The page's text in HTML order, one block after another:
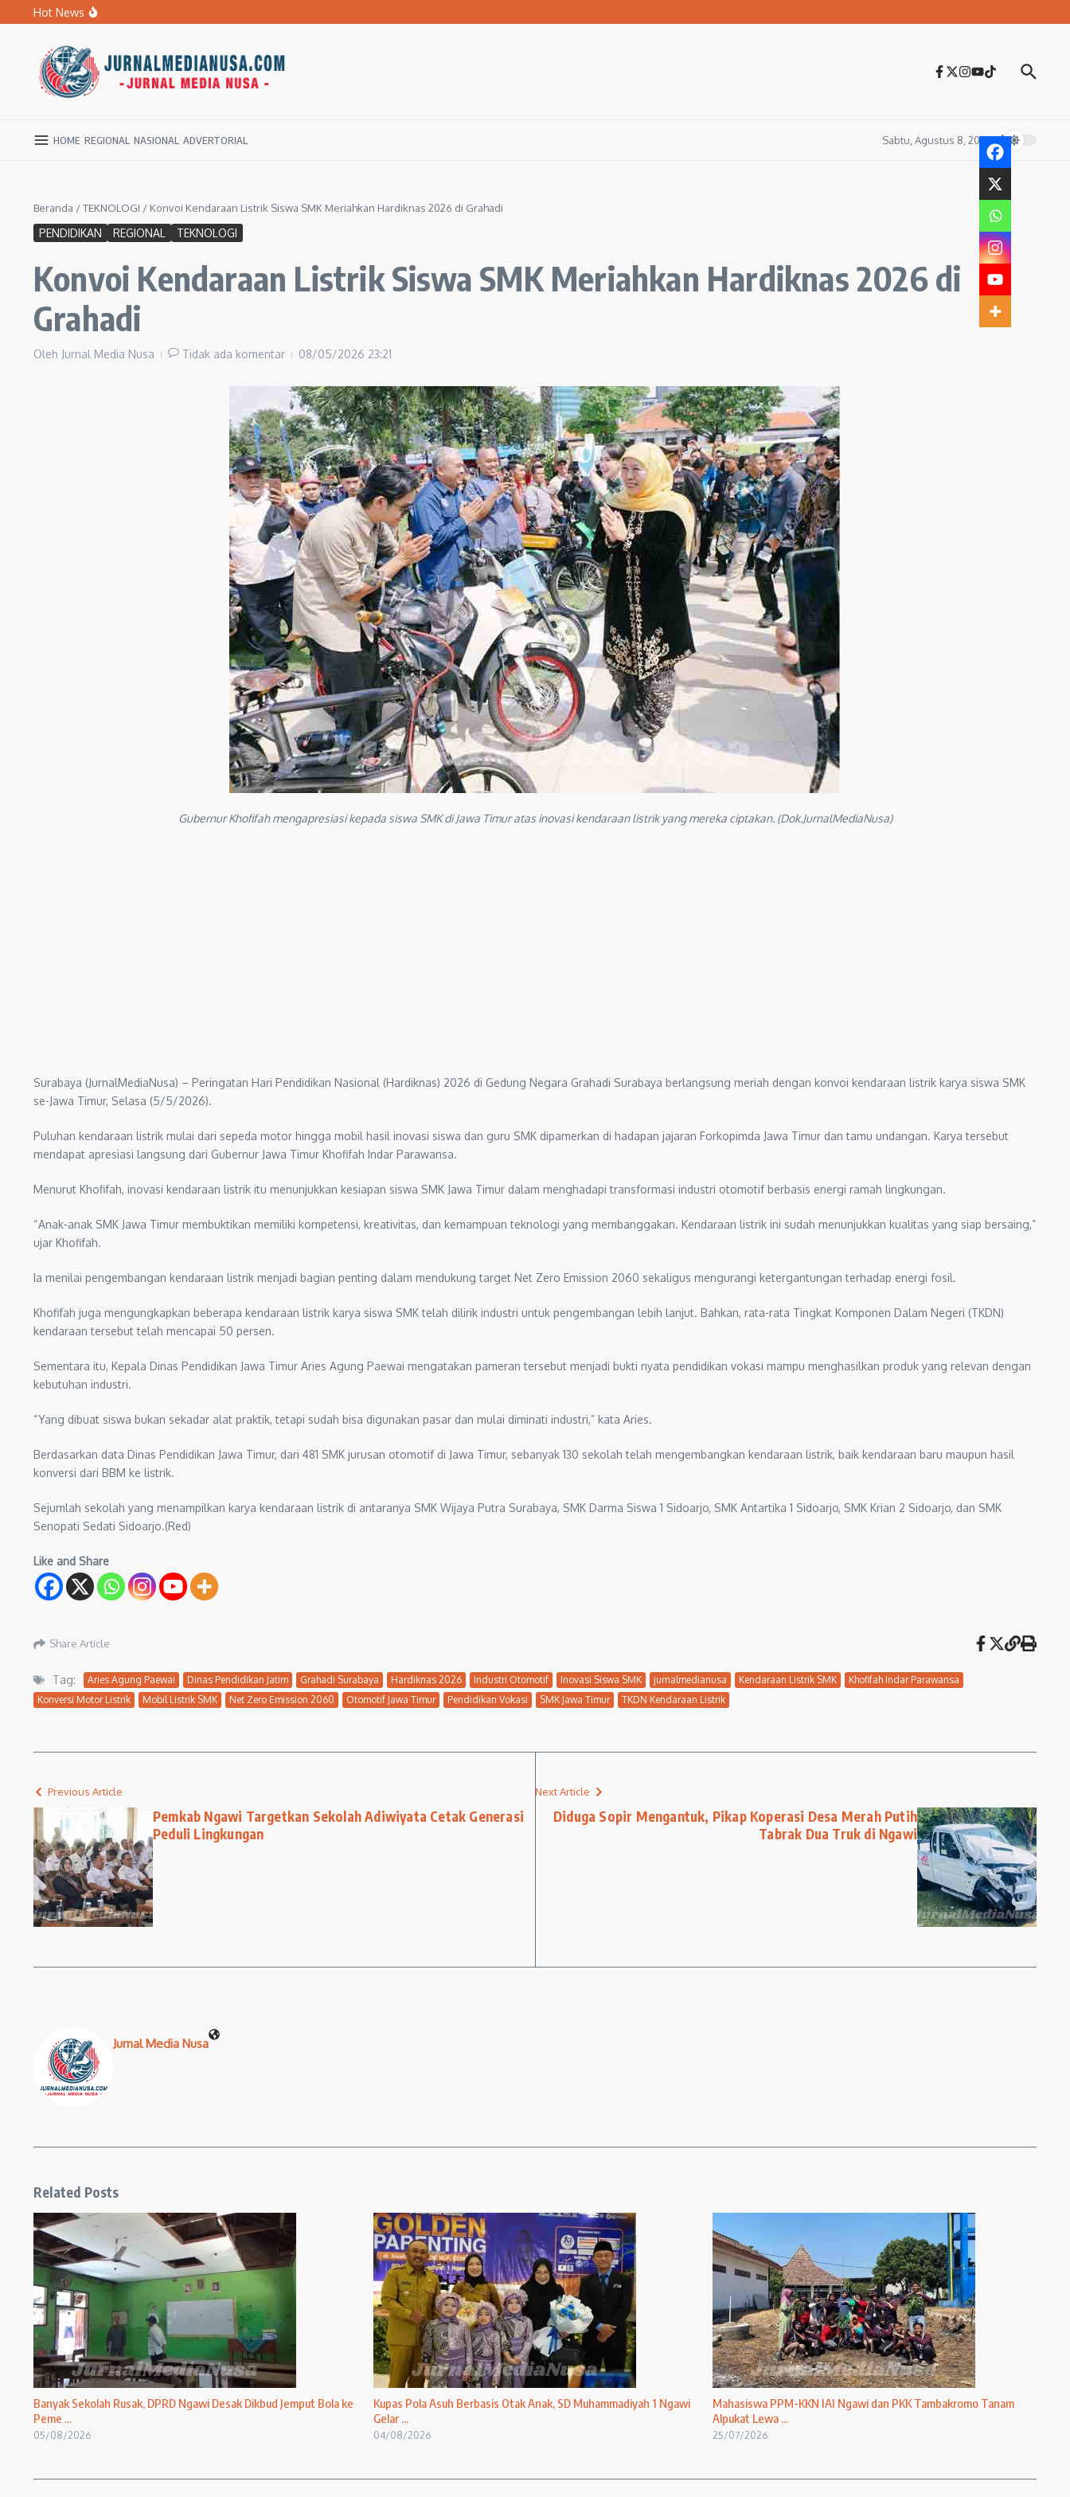
Lewati ke konten
Hot News
Kupas Pola Asuh Berbasis Otak Anak, SD Muhammadiyah 1 Ngawi Gelar Seminar Golden Parenting
HOME REGIONAL NASIONAL ADVERTORIAL Sabtu, Agustus 8, 2026
Beranda /TEKNOLOGI / Konvoi Kendaraan Listrik Siswa SMK Meriahkan Hardiknas 2026 di Grahadi
PENDIDIKAN REGIONAL TEKNOLOGI
Konvoi Kendaraan Listrik Siswa SMK Meriahkan Hardiknas 2026 di
Grahadi
Oleh Jurnal Media Nusa Tidak ada komentar 08/05/2026 23:21
Gubernur Khofifah mengapresiasi kepada siswa SMK di Jawa Timur atas inovasi kendaraan listrik yang mereka ciptakan. (Dok.JurnalMediaNusa)
Surabaya (JurnalMediaNusa) – Peringatan Hari Pendidikan Nasional (Hardiknas) 2026 di Gedung Negara Grahadi Surabaya berlangsung meriah dengan konvoi kendaraan listrik karya siswa SMK
se-Jawa Timur, Selasa (5/5/2026).
Puluhan kendaraan listrik mulai dari sepeda motor hingga mobil hasil inovasi siswa dan guru SMK dipamerkan di hadapan jajaran Forkopimda Jawa Timur dan tamu undangan. Karya tersebut
mendapat apresiasi langsung dari Gubernur Jawa Timur Khofifah Indar Parawansa.
Menurut Khofifah, inovasi kendaraan listrik itu menunjukkan kesiapan siswa SMK Jawa Timur dalam menghadapi transformasi industri otomotif berbasis energi ramah lingkungan.
“Anak-anak SMK Jawa Timur membuktikan memiliki kompetensi, kreativitas, dan kemampuan teknologi yang membanggakan. Kendaraan listrik ini sudah menunjukkan kualitas yang siap bersaing,”
ujar Khofifah.
Ia menilai pengembangan kendaraan listrik menjadi bagian penting dalam mendukung target Net Zero Emission 2060 sekaligus mengurangi ketergantungan terhadap energi fosil.
Khofifah juga mengungkapkan beberapa kendaraan listrik karya siswa SMK telah dilirik industri untuk pengembangan lebih lanjut. Bahkan, rata-rata Tingkat Komponen Dalam Negeri (TKDN)
kendaraan tersebut telah mencapai 50 persen.
Sementara itu, Kepala Dinas Pendidikan Jawa Timur Aries Agung Paewai mengatakan pameran tersebut menjadi bukti nyata pendidikan vokasi mampu menghasilkan produk yang relevan dengan
kebutuhan industri.
“Yang dibuat siswa bukan sekadar alat praktik, tetapi sudah bisa digunakan pasar dan mulai diminati industri,” kata Aries.
Berdasarkan data Dinas Pendidikan Jawa Timur, dari 481 SMK jurusan otomotif di Jawa Timur, sebanyak 130 sekolah telah mengembangkan kendaraan listrik, baik kendaraan baru maupun hasil
konversi dari BBM ke listrik.
Sejumlah sekolah yang menampilkan karya kendaraan listrik di antaranya SMK Wijaya Putra Surabaya, SMK Darma Siswa 1 Sidoarjo, SMK Antartika 1 Sidoarjo, SMK Krian 2 Sidoarjo, dan SMK
Senopati Sedati Sidoarjo.(Red)
Like and Share
Share Article
Tag: Aries Agung Paewai Dinas Pendidikan Jatim Grahadi Surabaya Hardiknas 2026 Industri Otomotif Inovasi Siswa SMK jurnalmedianusa Kendaraan Listrik SMK
Khofifah Indar Parawansa
Konversi Motor Listrik
Mobil Listrik SMK Net Zero Emission 2060 Otomotif Jawa Timur Pendidikan Vokasi SMK Jawa Timur TKDN Kendaraan Listrik
Previous Article
Pemkab Ngawi Targetkan Sekolah Adiwiyata Cetak Generasi
Peduli Lingkungan
Next Article
Diduga Sopir Mengantuk, Pikap Koperasi Desa Merah Putih
Tabrak Dua Truk di Ngawi
Jurnal Media Nusa
Related Posts
Banyak Sekolah Rusak, DPRD Ngawi Desak Dikbud Jemput Bola ke
Peme ...
05/08/2026
Kupas Pola Asuh Berbasis Otak Anak, SD Muhammadiyah 1 Ngawi
Gelar ...
04/08/2026
Mahasiswa PPM-KKN IAI Ngawi dan PKK Tambakromo Tanam
Alpukat Lewa ...
25/07/2026